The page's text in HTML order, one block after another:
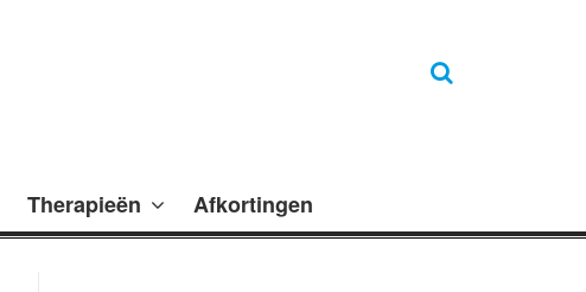
Therapieën Afkortingen